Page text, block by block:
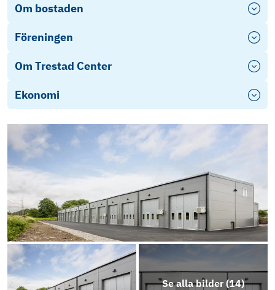
Om bostaden
Föreningen
Om Trestad Center
Ekonomi
Se alla bilder (14)